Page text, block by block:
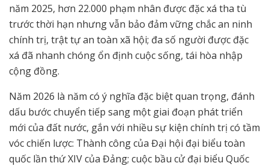
năm 2025, hơn 22.000 phạm nhân được đặc xá tha tù
trước thời hạn nhưng vẫn bảo đảm vững chắc an ninh
chính trị, trật tự an toàn xã hội; đa số người được đặc
xá đã nhanh chóng ổn định cuộc sống, tái hòa nhập
cộng đồng.
Năm 2026 là năm có ý nghĩa đặc biệt quan trọng, đánh
dấu bước chuyển tiếp sang một giai đoạn phát triển
mới của đất nước, gắn với nhiều sự kiện chính trị có tầm
vóc chiến lược: Thành công của Đại hội đại biểu toàn
quốc lần thứ XIV của Đảng; cuộc bầu cử đại biểu Quốc